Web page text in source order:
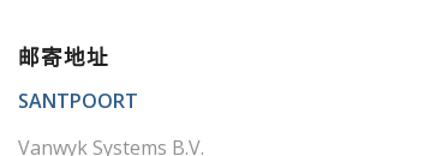
邮寄地址
SANTPOORT
Vanwyk Systems B.V.